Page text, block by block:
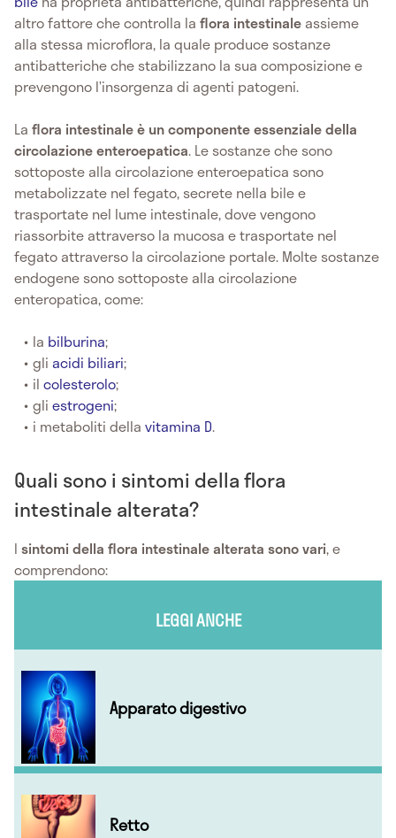
altro fattore che controlla la flora intestinale assieme
alla stessa microflora, la quale produce sostanze
antibatteriche che stabilizzano la sua composizione e
prevengono l’insorgenza di agenti patogeni.
La flora intestinale è un componente essenziale della
circolazione enteroepatica. Le sostanze che sono
sottoposte alla circolazione enteroepatica sono
metabolizzate nel fegato, secrete nella bile e
trasportate nel lume intestinale, dove vengono
riassorbite attraverso la mucosa e trasportate nel
fegato attraverso la circolazione portale. Molte sostanze
endogene sono sottoposte alla circolazione
enteropatica, come:
la bilburina;
gliacidi biliari;
ilcolesterolo;
gliestrogeni;
i metaboliti dellavitamina D.
Quali sono i sintomi della flora
intestinale alterata?
I sintomi della flora intestinale alterata sono vari, e
comprendono:
LEGGI ANCHE
Apparato digestivo
Retto